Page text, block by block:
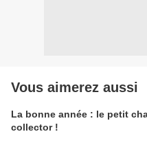
Vous aimerez aussi
La bonne année : le petit
collector !